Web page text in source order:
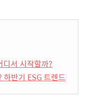
서 시작할까?
반기 ESG 트렌드